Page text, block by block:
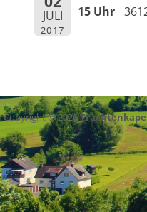
JULI
2017
15 Uhr
Copyright © 2026